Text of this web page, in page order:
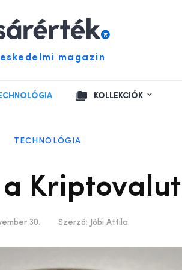
magazin
KOLLEKCIÓK
TECHNOLÓGIA
30. Szerző: Jóbi Attila